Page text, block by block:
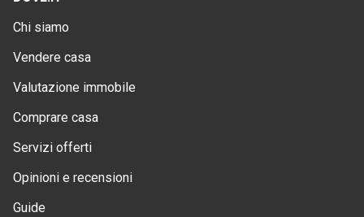
Chi siamo
Vendere casa
Valutazione immobile
Comprare casa
Servizi offerti
Opinioni e recensioni
Guide